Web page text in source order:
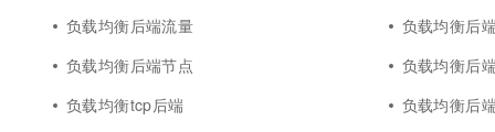
负载均衡后端流量
负载均衡后
负载均衡后端节点
负载均衡后
负载均衡tcp后端
负载均衡后